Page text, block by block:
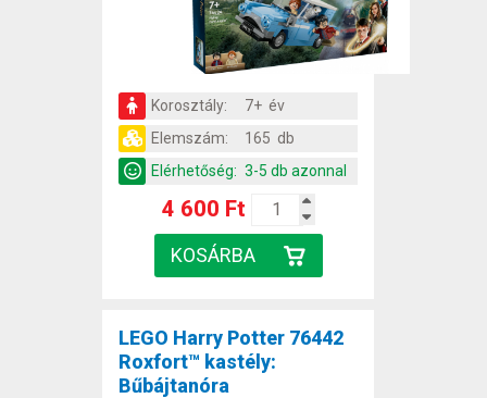
Korosztály:
7+ év
Elemszám:
165 db
Elérhetőség: 3-5 db azonnal
4 600 Ft
LEGO Harry Potter 76442
Roxfort™ kastély:
Bűbájtanóra